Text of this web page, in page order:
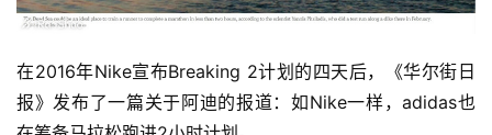
在2016年Nike宣布Breaking 2计划的四天后，《华尔街日
报》发布了一篇关于阿迪的报道：如Nike一样，adidas也